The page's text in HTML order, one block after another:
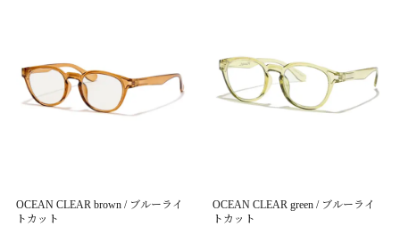
OCEAN CLEAR brown / ブルーライ
トカット
OCEAN CLEAR green / ブルーライ
トカット